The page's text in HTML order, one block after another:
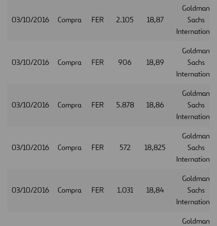
03/10/2016 Compra FER 2.105 18,87
Goldman
Sachs
International
03/10/2016 Compra FER 906 18,89
Goldman
Sachs
International
03/10/2016 Compra FER 5.878 18,86
Goldman
Sachs
International
03/10/2016 Compra FER 572 18,825
Goldman
Sachs
International
03/10/2016 Compra FER 1.031 18,84
Goldman
Sachs
International
Goldman